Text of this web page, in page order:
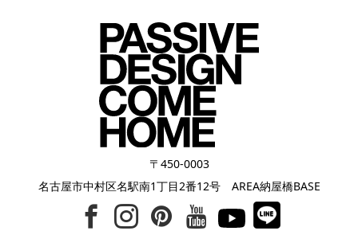
〒450-0003
名古屋市中村区名駅南1丁目2番12号 AREA納屋橋BASE